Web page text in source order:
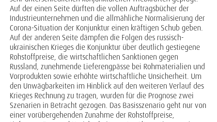
Auf der einen Seite dürften die vollen Auftragsbücher der
Industrieunternehmen und die allmähliche Normalisierung der
Corona-Situation der Konjunktur einen kräftigen Schub geben.
Auf der anderen Seite dämpfen die Folgen des russisch-
ukrainischen Krieges die Konjunktur über deutlich gestiegene
Rohstoffpreise, die wirtschaftlichen Sanktionen gegen
Russland, zunehmende Lieferengpässe bei Rohmaterialien und
Vorprodukten sowie erhöhte wirtschaftliche Unsicherheit. Um
den Unwägbarkeiten im Hinblick auf den weiteren Verlauf des
Krieges Rechnung zu tragen, wurden für die Prognose zwei
Szenarien in Betracht gezogen. Das Basisszenario geht nur von
einer vorübergehenden Zunahme der Rohstoffpreise,